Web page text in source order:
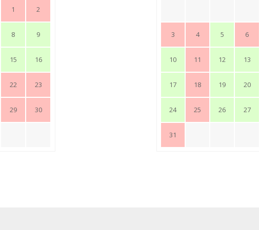
1 2
8 9
15 16
22 23
29 30
3 4 5 6
10 11 12 13
17 18 19 20
24 25 26 27
31